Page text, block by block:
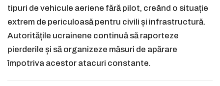
tipuri de vehicule aeriene fără pilot, creând o situație
extrem de periculoasă pentru civili și infrastructură.
Autoritățile ucrainene continuă să raporteze
pierderile și să organizeze măsuri de apărare
împotriva acestor atacuri constante.